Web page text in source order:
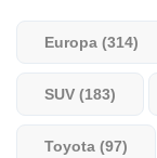
Europa (314)
SUV (183)
Toyota (97)